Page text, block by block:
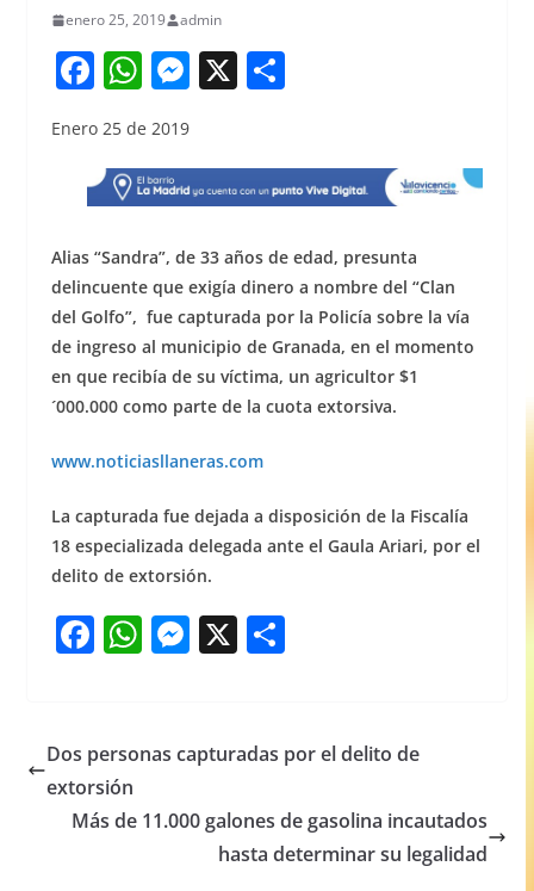
enero 25, 2019 admin
F
c
e
b
o
o
k
W
at
s
A
p
p
M
ss
e
n
g
er
X S
e
Enero 25 de 2019
Alias “Sandra”, de 33 años de edad, presunta
delincuente que exigía dinero a nombre del “Clan
del Golfo”, fue capturada por la Policía sobre la vía
de ingreso al municipio de Granada, en el momento
en que recibía de su víctima, un agricultor $1
´000.000 como parte de la cuota extorsiva.
www.noticiasllaneras.com
La capturada fue dejada a disposición de la Fiscalía
18 especializada delegada ante el Gaula Ariari, por el
delito de extorsión.
F
e
b
o
W
s
p
M
e
g
er
X S
e
Dos personas capturadas por el delito de
extorsión
Más de 11.000 galones de gasolina incautados
hasta determinar su legalidad